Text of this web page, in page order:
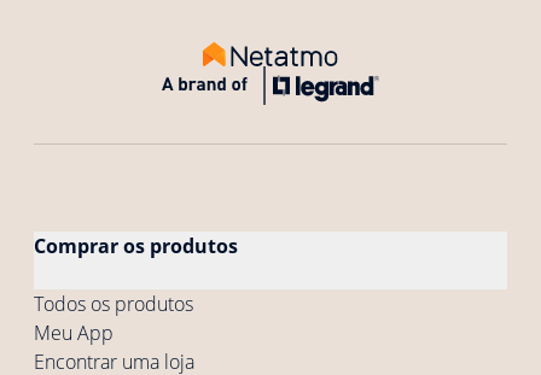
Comprar os produtos
Todos os produtos
Meu App
Encontrar uma loja